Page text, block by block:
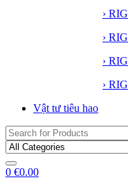
›
›
›
›
Vật tư tiêu hao
Search
for:
0 €0.00